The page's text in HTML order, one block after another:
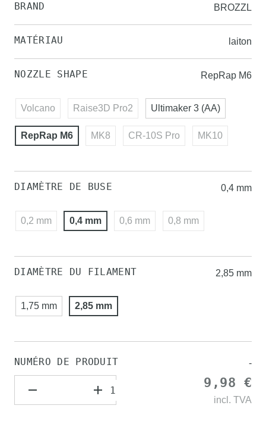
BRAND BROZZL
MATÉRIAU laiton
NOZZLE SHAPE RepRap M6
Volcano Raise3D Pro2 Ultimaker 3 (AA)
RepRap M6 MK8 CR-10S Pro MK10
DIAMÈTRE DE BUSE 0,4 mm
0,2 mm 0,4 mm 0,6 mm 0,8 mm
DIAMÈTRE DU FILAMENT 2,85 mm
1,75 mm 2,85 mm
NUMÉRO DE PRODUIT -
9,98 €
incl. TVA